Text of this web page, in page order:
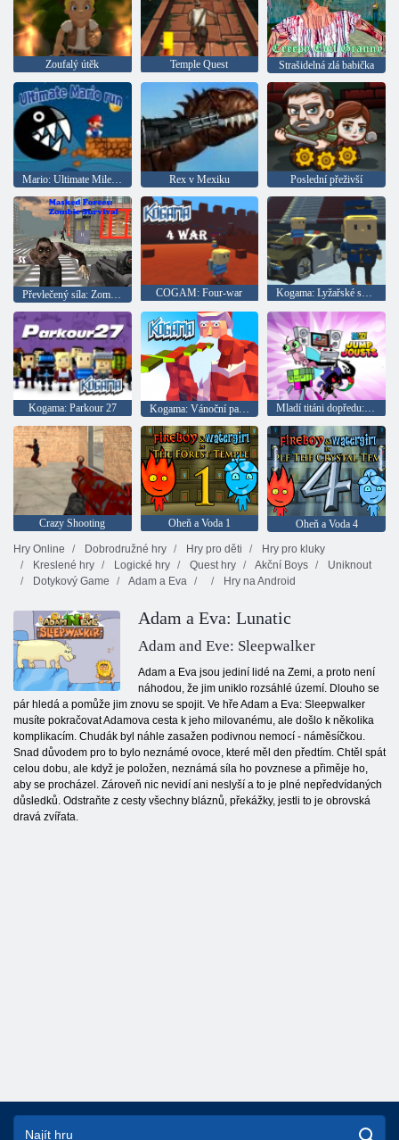
Zoufalý útěk Temple Quest Strašidelná zlá babička
Mario: Ultimate Mileage Rex v Mexiku Poslední přeživší
COGAM: Four-war Kogama: Lyžařské skoky!!
Kogama: Parkour 27 Kogama: Vánoční parkour Mladí titáni dopředu: skoky na skoky
Crazy Shooting Oheň a Voda 1
Oheň a Voda 4
Hry Online
Dobrodružné hry Hry pro děti
Hry pro kluky
Kreslené hry
Logické hry Quest hry Akční Boys
Uniknout
Dotykový Game
Adam a Eva Hry na Android
Adam a Eva: Lunatic
Adam and Eve: Sleepwalker
Adam a Eva jsou jediní lidé na Zemi, a proto není
náhodou, že jim uniklo rozsáhlé území. Dlouho se
pár hledá a pomůže jim znovu se spojit. Ve hře Adam a Eva: Sleepwalker
musíte pokračovat Adamova cesta k jeho milovanému, ale došlo k několika
komplikacím. Chudák byl náhle zasažen podivnou nemocí - náměsíčkou.
Snad důvodem pro to bylo neznámé ovoce, které měl den předtím. Chtěl spát
celou dobu, ale když je položen, neznámá síla ho povznese a přiměje ho,
aby se procházel. Zároveň nic nevidí ani neslyší a to je plné nepředvídaných
důsledků. Odstraňte z cesty všechny bláznů, překážky, jestli to je obrovská
dravá zvířata.